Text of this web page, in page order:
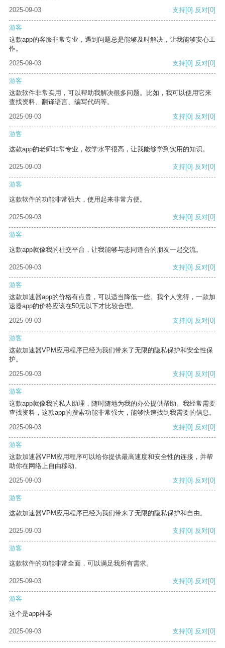
2025-09-03
支持[0] 反对[0]
游客
这款app的客服非常专业，遇到问题总是能够及时解决，让我能够安心工
作。
2025-09-03
支持[0] 反对[0]
游客
这款软件非常实用，可以帮助我解决很多问题。比如，我可以使用它来
查找资料、翻译语言、编写代码等。
2025-09-03
支持[0] 反对[0]
游客
这款app的老师非常专业，教学水平很高，让我能够学到实用的知识。
2025-09-03 支持[0] 反对[0]
游客
这款软件的功能非常强大，使用起来非常方便。
2025-09-03 支持[0] 反对[0]
游客
这款app就像我的社交平台，让我能够与志同道合的朋友一起交流。
2025-09-03 支持[0] 反对[0]
游客
这款加速器app的价格有点贵，可以适当降低一些。我个人觉得，一款加
速器app的价格应该在50元以下才比较合理。
2025-09-03
支持[0] 反对[0]
游客
这款加速器VPM应用程序已经为我们带来了无限的隐私保护和安全性保
护。
2025-09-03
支持[0] 反对[0]
游客
这款app就像我的私人助理，随时随地为我的办公提供帮助。我经常需要
查找资料，这款app的搜索功能非常强大，能够快速找到我需要的信息。
2025-09-03
支持[0] 反对[0]
游客
这款加速器VPM应用程序可以给你提供最高速度和安全性的连接，并帮
助你在网络上自由移动。
2025-09-03
支持[0] 反对[0]
游客
这款加速器VPM应用程序已经为我们带来了无限的隐私保护和自由。
2025-09-03 支持[0] 反对[0]
游客
这款软件的功能非常全面，可以满足我所有需求。
2025-09-03 支持[0] 反对[0]
游客
这个是app神器
2025-09-03 支持[0] 反对[0]